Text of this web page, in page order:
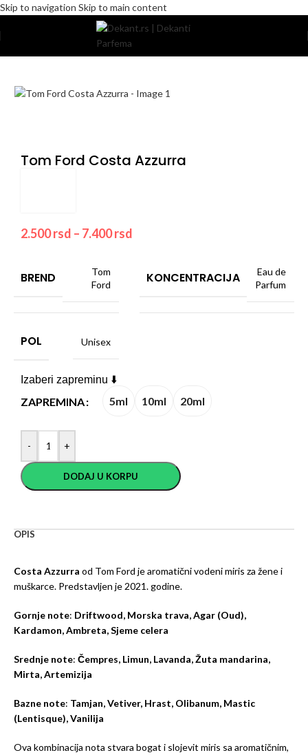
Skip to navigation Skip to main content
Komercijalno
Tom Ford Costa Azzurra
2.500rsd – 7.400rsd
BREND
Tom
Ford
KONCENTRACIJA
Eau de
Parfum
POL Unisex
Izaberi zapreminu ⬇️
ZAPREMINA 5ml 10ml 20ml
- +
DODAJ U KORPU
OPIS
Costa Azzurra od Tom Ford je aromatični vodeni miris za žene i
muškarce. Predstavljen je 2021. godine.
Gornje note: Driftwood, Morska trava, Agar (Oud),
Kardamon, Ambreta, Sjeme celera
Srednje note: Čempres, Limun, Lavanda, Žuta mandarina,
Mirta, Artemizija
Bazne note: Tamjan, Vetiver, Hrast, Olibanum, Mastic
(Lentisque), Vanilija
Ova kombinacija nota stvara bogat i slojevit miris sa aromatičnim,